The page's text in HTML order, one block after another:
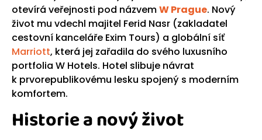
otevírá veřejnosti pod názvemW Prague. Nový
život mu vdechl majitel Ferid Nasr (zakladatel
cestovní kanceláře Exim Tours) a globální síť
Marriott, která jej zařadila do svého luxusního
portfolia W Hotels. Hotel slibuje návrat
k prvorepublikovému lesku spojený s moderním
komfortem.
Historie a nový život